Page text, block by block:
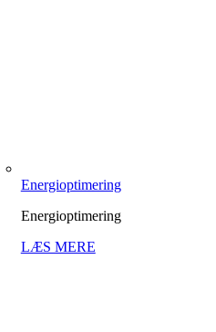
Energioptimering
Energioptimering
LÆS MERE